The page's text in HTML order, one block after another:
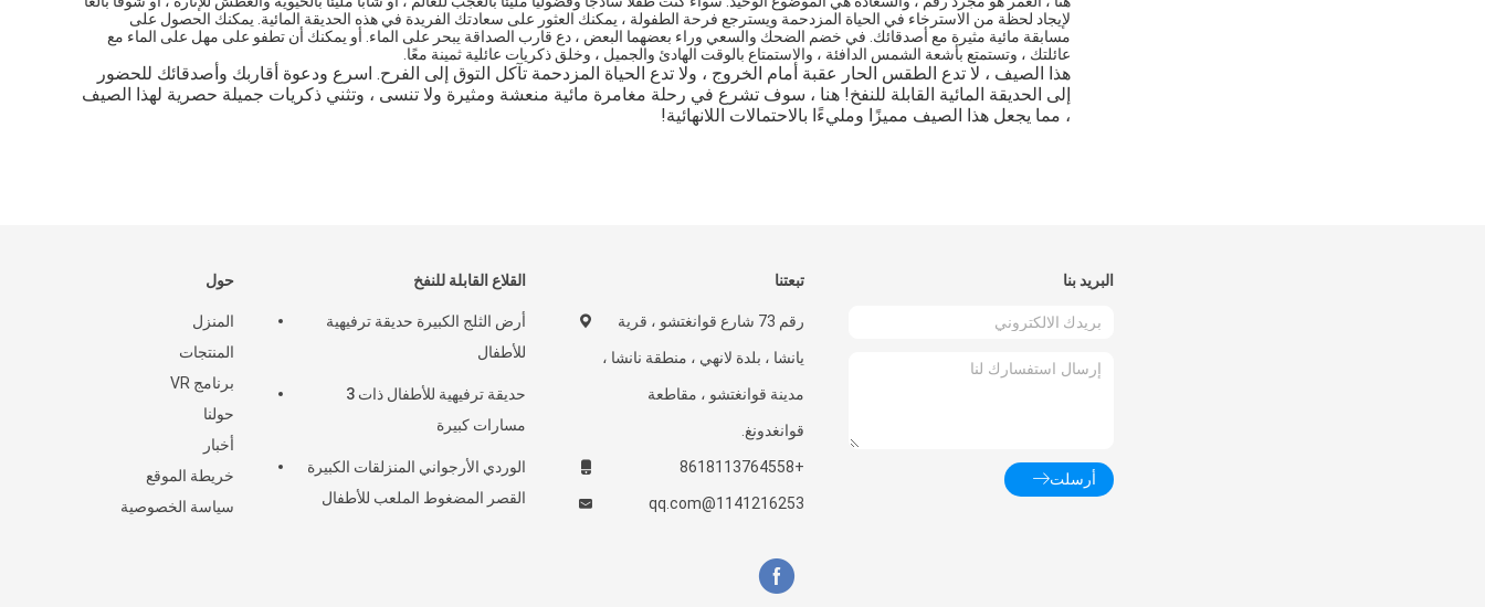
لإيجاد لحظة من الاسترخاء في الحياة المزدحمة ويسترجع فرحة الطفولة ، يمكنك العثور على سعادتك الفريدة في هذه الحديقة المائية. يمكنك الحصول على
مسابقة مائية مثيرة مع أصدقائك. في خضم الضحك والسعي وراء بعضهما البعض ، دع قارب الصداقة يبحر على الماء. أو يمكنك أن تطفو على مهل على الماء مع
عائلتك ، وتستمتع بأشعة الشمس الدافئة ، والاستمتاع بالوقت الهادئ والجميل ، وخلق ذكريات عائلية ثمينة معًا.
هذا الصيف ، لا تدع الطقس الحار عقبة أمام الخروج ، ولا تدع الحياة المزدحمة تآكل التوق إلى الفرح. اسرع ودعوة أقاربك وأصدقائك للحضور
إلى الحديقة المائية القابلة للنفخ! هنا ، سوف تشرع في رحلة مغامرة مائية منعشة ومثيرة ولا تنسى ، وتثني ذكريات جميلة حصرية لهذا الصيف
، مما يجعل هذا الصيف مميزًا ومليءًا بالاحتمالات اللانهائية!
حول
المنزل
المنتجات
برنامج VR
حولنا
أخبار
خريطة الموقع
سياسة الخصوصية
القلاع القابلة للنفخ
أرض الثلج الكبيرة حديقة ترفيهية
للأطفال
حديقة ترفيهية للأطفال ذات 3
مسارات كبيرة
الوردي الأرجواني المنزلقات الكبيرة
القصر المضغوط الملعب للأطفال
تبعتنا
رقم 73 شارع قوانغتشو ، قرية
يانشا ، بلدة لانهي ، منطقة نانشا ،
مدينة قوانغتشو ، مقاطعة
قوانغدونغ.
+8618113764558
1141216253@qq.com
البريد بنا
أرسلت